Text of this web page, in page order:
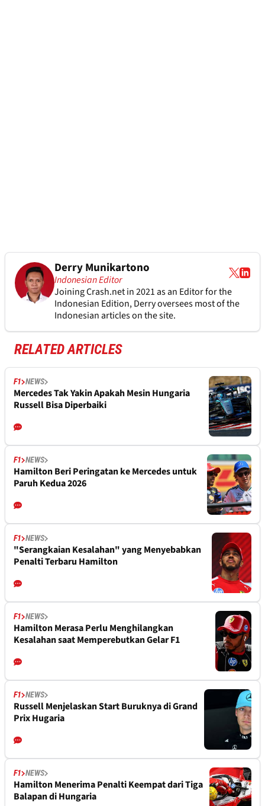
Derry Munikartono
Indonesian Editor
Joining Crash.net in 2021 as an Editor for the
Indonesian Edition, Derry oversees most of the
Indonesian articles on the site.
RELATED ARTICLES
F1 NEWS
Mercedes Tak Yakin Apakah Mesin Hungaria
Russell Bisa Diperbaiki
F1 NEWS
Hamilton Beri Peringatan ke Mercedes untuk
Paruh Kedua 2026
F1 NEWS
"Serangkaian Kesalahan" yang Menyebabkan
Penalti Terbaru Hamilton
F1 NEWS
Hamilton Merasa Perlu Menghilangkan
Kesalahan saat Memperebutkan Gelar F1
F1 NEWS
Russell Menjelaskan Start Buruknya di Grand
Prix Hugaria
F1 NEWS
Hamilton Menerima Penalti Keempat dari Tiga
Balapan di Hungaria